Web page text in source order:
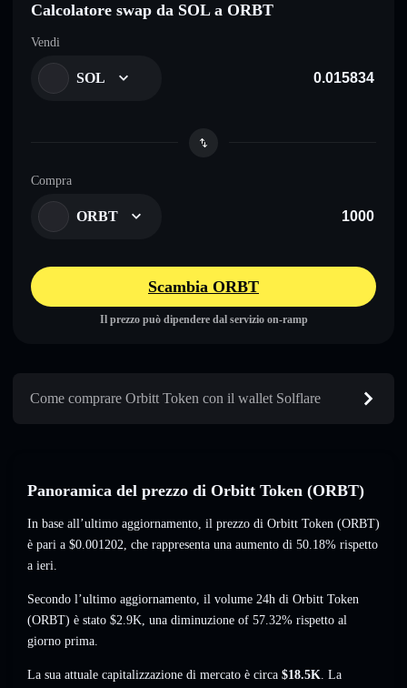
Calcolatore swap da SOL a ORBT
Vendi
SOL
Compra
ORBT
Scambia ORBT
Il prezzo può dipendere dal servizio on-ramp
Come comprare Orbitt Token con il wallet Solflare
Panoramica del prezzo di Orbitt Token (ORBT)
In base all’ultimo aggiornamento, il prezzo di Orbitt Token (ORBT)
è pari a $0.001202, che rappresenta una aumento di 50.18% rispetto
a ieri.
Secondo l’ultimo aggiornamento, il volume 24h di Orbitt Token
(ORBT) è stato $2.9K, una diminuzione of 57.32% rispetto al
giorno prima.
La sua attuale capitalizzazione di mercato è circa $18.5K. La